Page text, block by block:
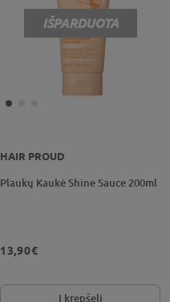
IŠPARDUOTA
HAIR PROUD
Plaukų Kaukė Shine Sauce 200ml
13,90€
Į krepšelį